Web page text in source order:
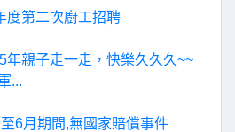
度第二次廚工招聘
年親子走一走，快樂久久久~~
...
6月期間,無國家賠償事件